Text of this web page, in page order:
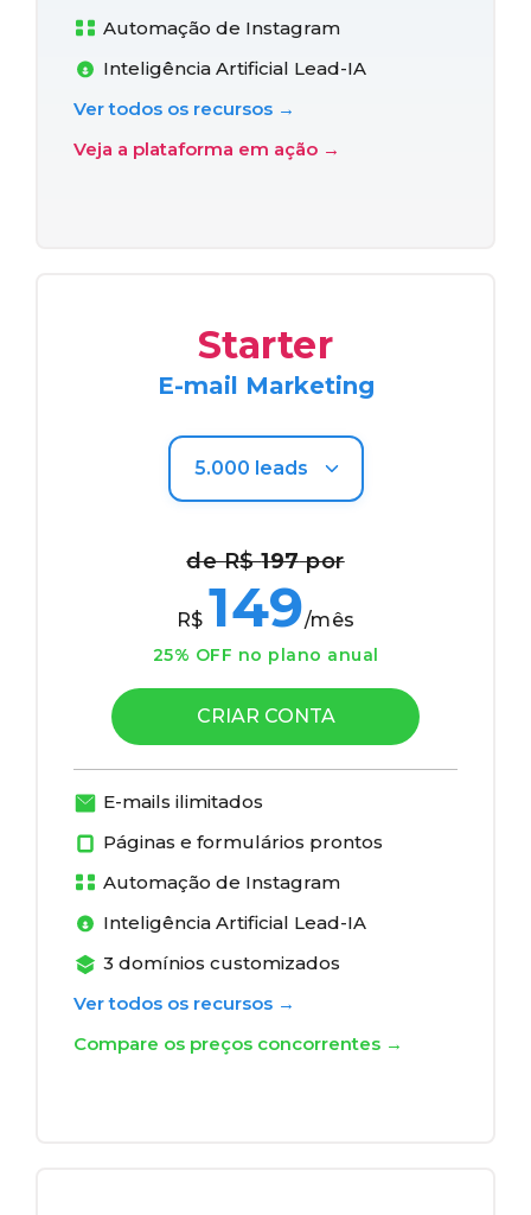
Starter
E-mail Marketing
de R$197por
R$ 149/mês
25% OFF no plano anual
CRIAR CONTA
E-mails ilimitados
Páginas e formulários prontos
Automação de Instagram
Inteligência Artificial Lead-IA
3 domínios customizados
Ver todos os recursos →
Compare os preços concorrentes →
Automação de Instagram
Inteligência Artificial Lead-IA
Ver todos os recursos →
Veja a plataforma em ação →